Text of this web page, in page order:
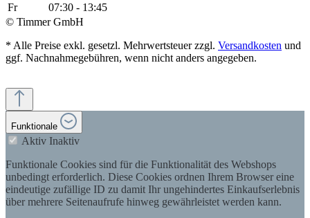
Fr
07:30 - 13:45
© Timmer GmbH
* Alle Preise exkl. gesetzl. Mehrwertsteuer zzgl. Versandkosten und
ggf. Nachnahmegebühren, wenn nicht anders angegeben.
Funktionale
Aktiv Inaktiv
Funktionale Cookies sind für die Funktionalität des Webshops
unbedingt erforderlich. Diese Cookies ordnen Ihrem Browser eine
eindeutige zufällige ID zu damit Ihr ungehindertes Einkaufserlebnis
über mehrere Seitenaufrufe hinweg gewährleistet werden kann.